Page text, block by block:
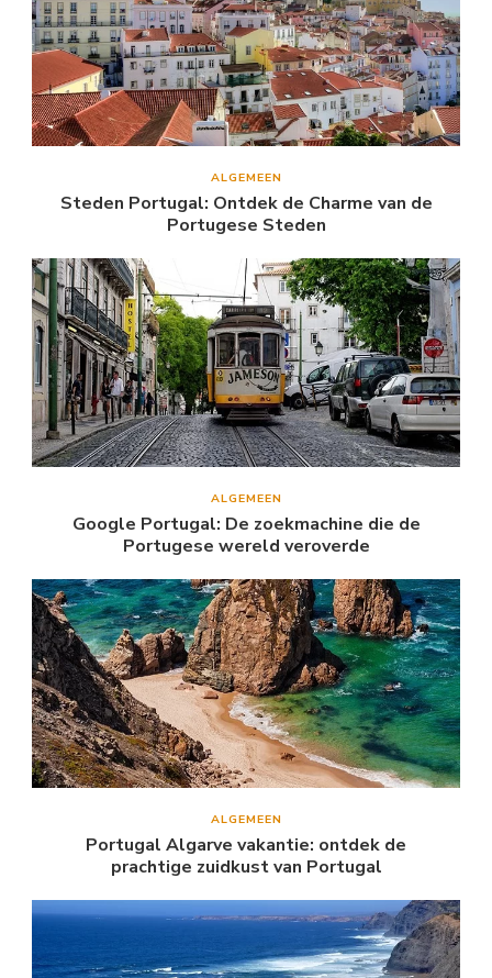
ALGEMEEN
Steden Portugal: Ontdek de Charme van de
Portugese Steden
ALGEMEEN
Google Portugal: De zoekmachine die de
Portugese wereld veroverde
ALGEMEEN
Portugal Algarve vakantie: ontdek de
prachtige zuidkust van Portugal